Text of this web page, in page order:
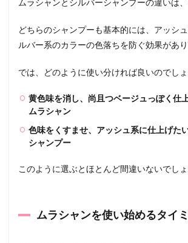
ュワルツ
GOODBYE
YELLOW
カラーシ
4
シャ
ンの
的な
使い
4.1
い・
すす
ムラシャンとシルバーシャンプーの違いは、
どちらのシャンプーも基本的には、アッシ
ルバー系のカラーの色落ちを防ぐ効果があり
では、どのように使い分ければ良いのでし
黄色味を消し、尚且つベージュっぽく
ムラシャン
色味をくすませ、アッシュ系に仕上げた
シャンプー
このように選ぶとほとんど間違いないでしょ
ムラシャンを使い始めるタイ